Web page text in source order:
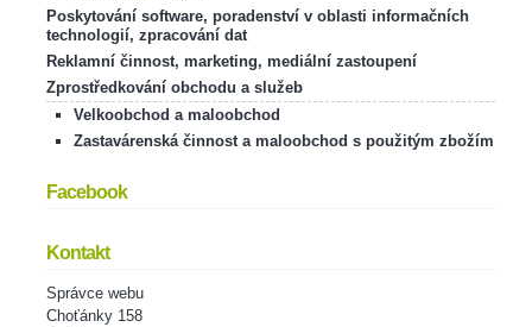
Poskytování software, poradenství v oblasti informačních
technologií, zpracování dat
Reklamní činnost, marketing, mediální zastoupení
Zprostředkování obchodu a služeb
Velkoobchod a maloobchod
Zastavárenská činnost a maloobchod s použitým zbožím
Facebook
Kontakt
Správce webu
Choťánky 158